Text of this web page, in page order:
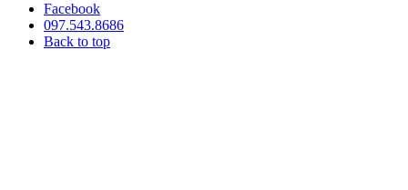
Facebook
097.543.8686
Back to top